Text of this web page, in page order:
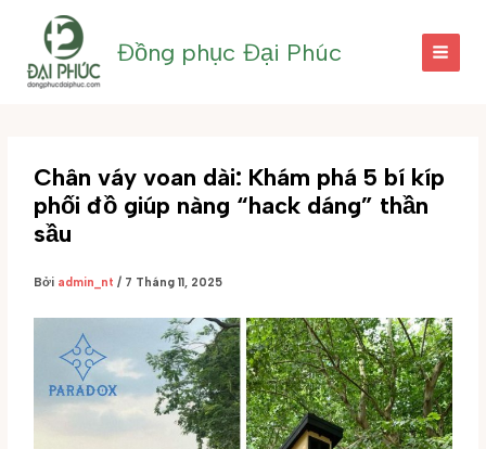
dung
Đồng phục Đại Phúc
Chân váy voan dài: Khám phá 5 bí kíp
phối đồ giúp nàng “hack dáng” thần
sầu
Bởi admin_nt/ 7 Tháng 11, 2025